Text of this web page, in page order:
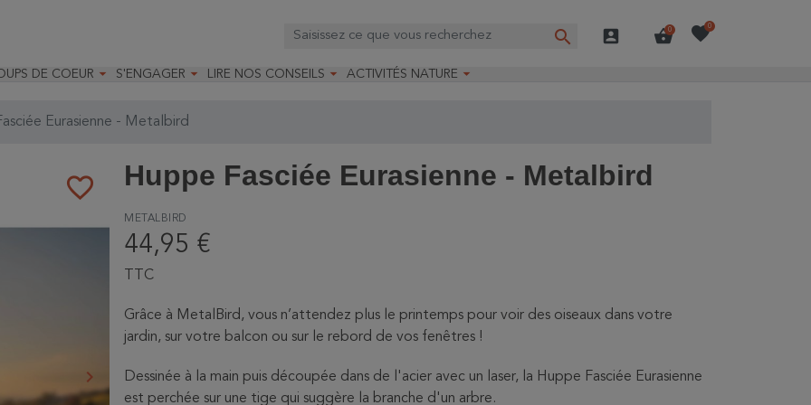
search account_box shopping_basket
0 favorite0
DE COEUR  S'ENGAGER 
Faire un legs
LIRE NOS CONSEILS  ACTIVITÉS NATURE 
Eurasienne - Metalbird
favorite_border
Suivant
keyboard_arrow_right
Huppe Fasciée Eurasienne - Metalbird
METALBIRD
44,95 €
TTC
Grâce à MetalBird, vous n’attendez plus le printemps pour voir des oiseaux dans votre
jardin, sur votre balcon ou sur le rebord de vos fenêtres !
Dessinée à la main puis découpée dans de l'acier avec un laser, la Huppe Fasciée Eurasienne
est perchée sur une tige qui suggère la branche d'un arbre.